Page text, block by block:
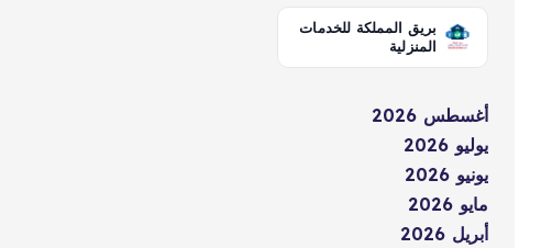
بريق المملكة للخدمات
المنزلية
أغسطس 2026
يوليو 2026
يونيو 2026
مايو 2026
أبريل 2026